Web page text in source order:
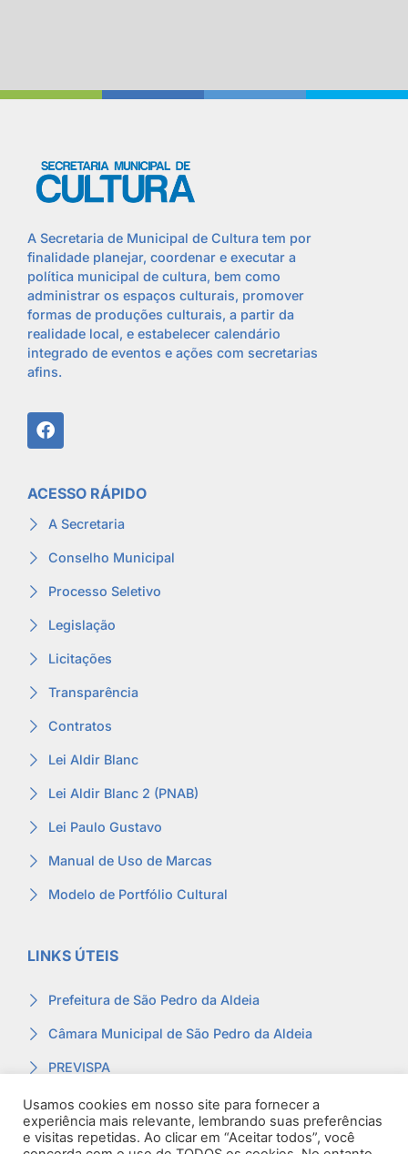
A Secretaria de Municipal de Cultura tem por
finalidade planejar, coordenar e executar a
política municipal de cultura, bem como
administrar os espaços culturais, promover
formas de produções culturais, a partir da
realidade local, e estabelecer calendário
integrado de eventos e ações com secretarias
afins.
ACESSO RÁPIDO
A Secretaria
Conselho Municipal
Processo Seletivo
Legislação
Licitações
Transparência
Contratos
Lei Aldir Blanc
Lei Aldir Blanc 2 (PNAB)
Lei Paulo Gustavo
Manual de Uso de Marcas
Modelo de Portfólio Cultural
LINKS ÚTEIS
Prefeitura de São Pedro da Aldeia
Câmara Municipal de São Pedro da Aldeia
PREVISPA
Ouvidoria
Contracheque
Usamos cookies em nosso site para fornecer a
experiência mais relevante, lembrando suas preferências
e visitas repetidas. Ao clicar em “Aceitar todos”, você